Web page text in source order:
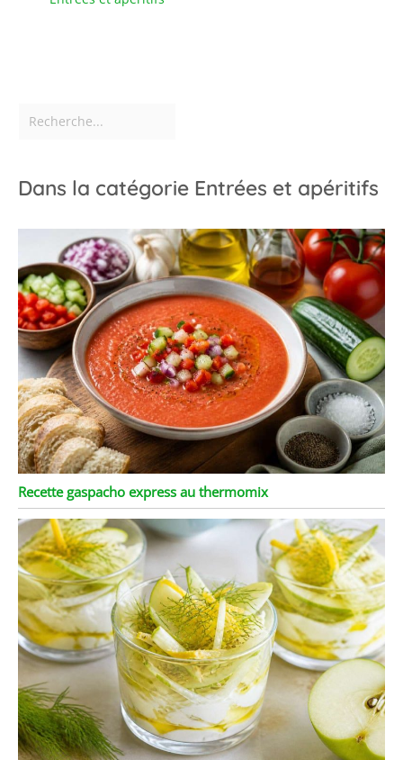
Dans la catégorie Entrées et apéritifs
Recette gaspacho express au thermomix